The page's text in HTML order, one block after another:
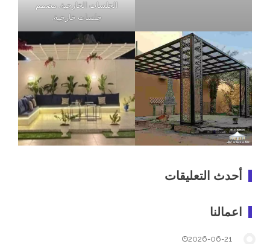
الجلسات الخارجية, مصمم
جلسات خارجية,
أحدث التعليقات
اعمالنا
2026-06-21